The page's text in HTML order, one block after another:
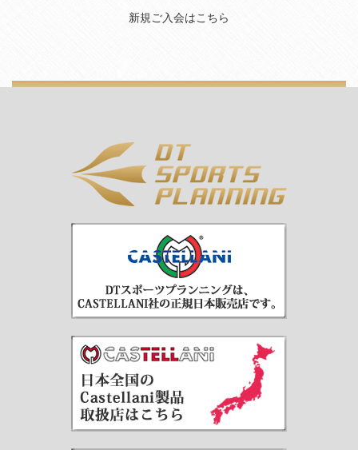
新規ご入会はこちら